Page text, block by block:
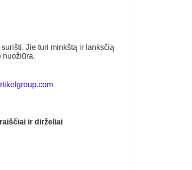
Jie turi minkštą ir lanksčią
nuožiūra.
ir dirželiai